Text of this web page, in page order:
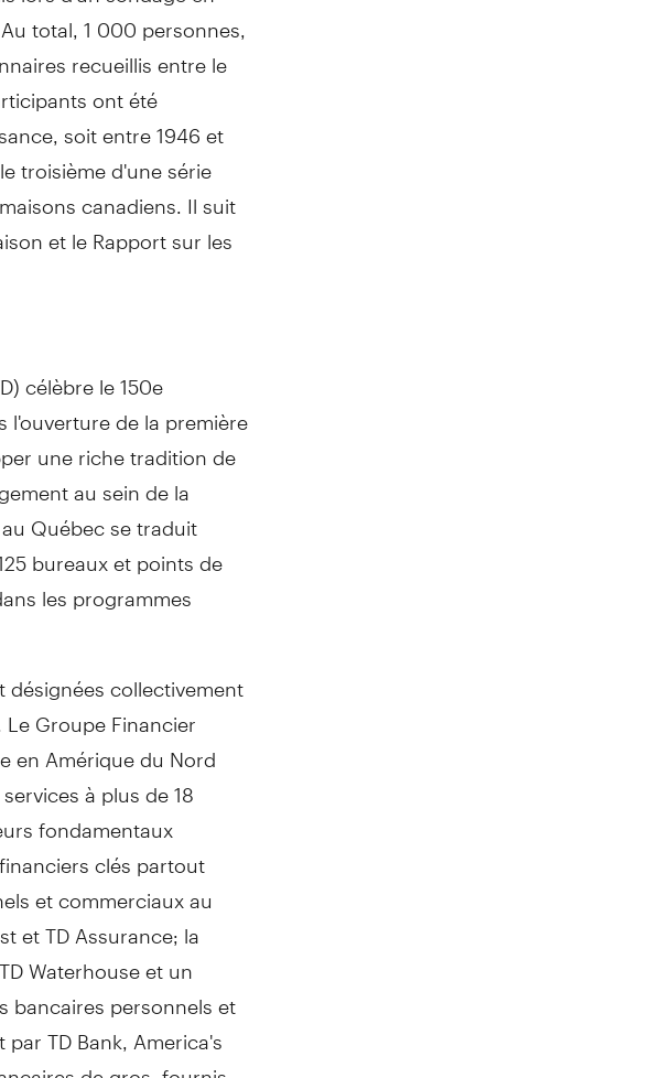
total, 1 000 personnes,
recueillis entre le
ont été
soit entre 1946 et
troisième d'une série
canadiens. Il suit
et le Rapport sur les
célèbre le 150e
l'ouverture de la première
une riche tradition de
au sein de la
Québec se traduit
bureaux et points de
les programmes
collectivement
Groupe Financier
en Amérique du Nord
à plus de 18
fondamentaux
clés partout
et commerciaux au
et TD Assurance; la
Waterhouse et un
bancaires personnels et
TD Bank, America's
de gros, fournis